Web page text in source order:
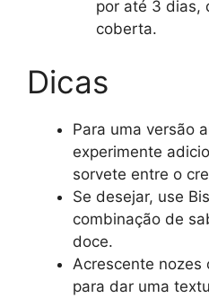
por até 3 dias,
coberta.
Dicas
Para uma versão
experimente
sorvete entre o
Se desejar, use
combinação de
doce.
Acrescente nozes
para dar uma